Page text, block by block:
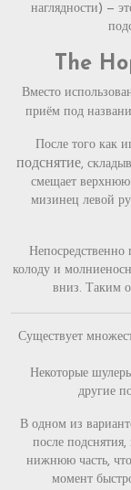
наглядности) —
The
Вместо
приём под
После того как
подснятие,
смещает верхнюю
мизинец левой
Непосредственно
колоду и
вниз. Таким
Существует
Некоторые
другие
В одном из
после
нижнюю часть,
момент